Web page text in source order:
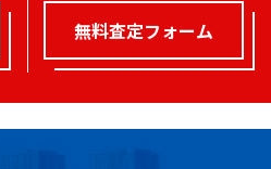
無料査定フォーム